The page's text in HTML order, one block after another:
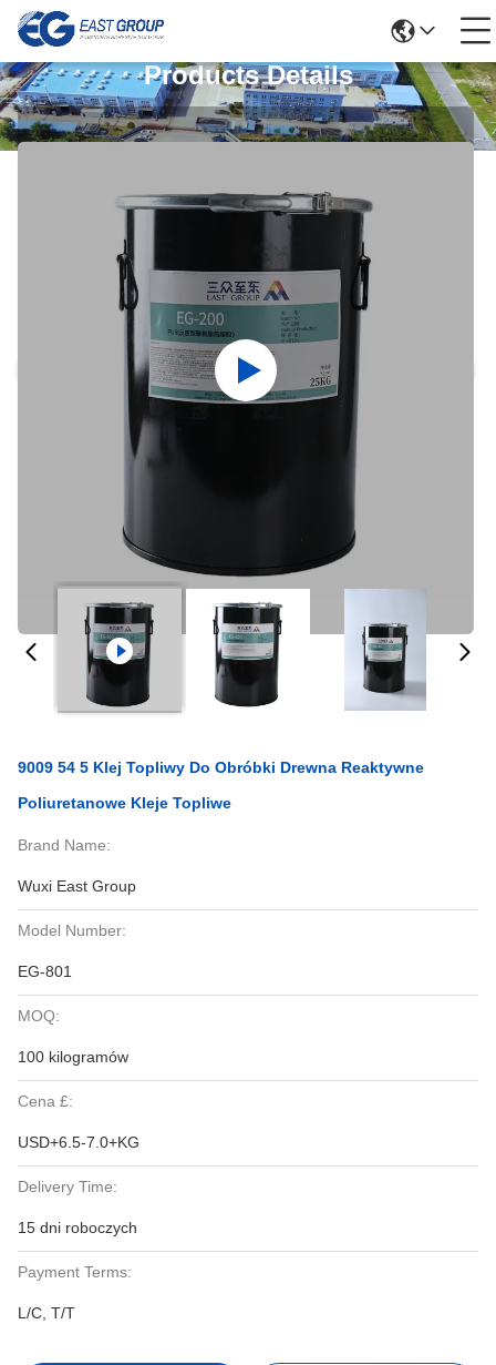
Products Details
9009 54 5 Klej Topliwy Do Obróbki Drewna Reaktywne
Poliuretanowe Kleje Topliwe
Brand Name:
Wuxi East Group
Model Number:
EG-801
MOQ:
100 kilogramów
Cena £:
USD+6.5-7.0+KG
Delivery Time:
15 dni roboczych
Payment Terms:
L/C, T/T